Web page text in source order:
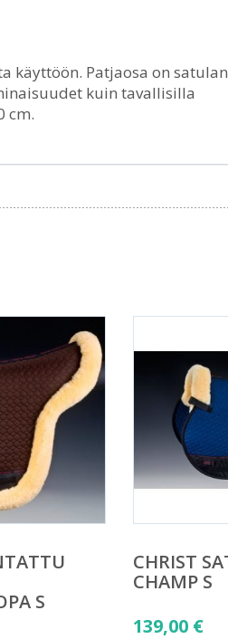
käyttöön. Patjaosa on
kuin tavallisilla
cm.
S
CHRIST
CHAMP S
139,00 €